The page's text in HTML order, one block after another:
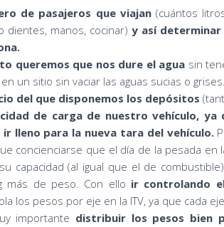
de pasajeros que viajan(cuántos
dientes, manos, cocinar) y así
queremos que nos dure el agua sin
un sitio sin vaciar las aguas sucias o grises.
del que disponemos los depósitos
de carga de nuestro vehículo,
ir lleno para la nueva tara del vehículo.
concienciarse que el día de la pesada
capacidad (al igual que el de
más de peso. Con ello ir controlando
los pesos por eje en la ITV, ya que cada
importante distribuir los pesos bien